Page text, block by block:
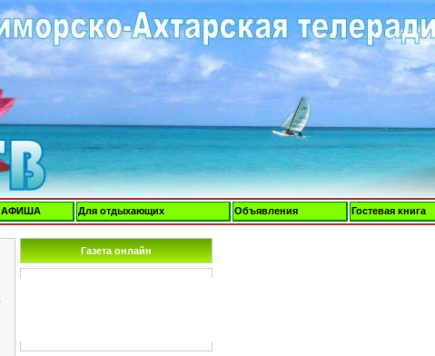
АФИША Для отдыхающих Объявления Гостевая книга
Газета онлайн